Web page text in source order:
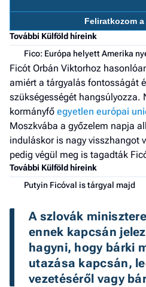
Feliratkozom
További Külföld híreink
Fico: Európa helyett Amerika
Ficót Orbán Viktorhoz
amiért a tárgyalás fontosságát
szükségességét hangsúlyozza.
kormányfő egyetlen európai
Moszkvába a győzelem napja
induláskor is nagy visszhangot
pedig végül meg is tagadták
További Külföld híreink
Putyin Ficóval is tárgyal majd
A szlovák
ennek kapcsán
hagyni, hogy bárki
utazása kapcsán,
vezetéséről vagy